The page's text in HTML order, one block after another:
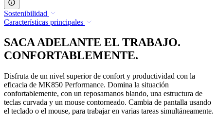
Sostenibilidad
Características principales
SACA ADELANTE EL TRABAJO.
CONFORTABLEMENTE.
Disfruta de un nivel superior de confort y productividad con la
eficacia de MK850 Performance. Domina la situación
confortablemente, con un reposamanos blando, una estructura de
teclas curvada y un mouse contorneado. Cambia de pantalla usando
el teclado o el mouse, para trabajar en varias tareas simultáneamente.